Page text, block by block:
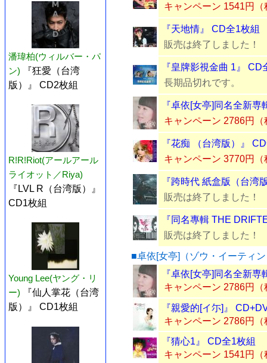
潘瑋柏(ウィルバー・パ
ン)
『狂愛（台湾
版）』 CD2枚組
R!R!Riot(アールアール
ライオット／Riya)
『LVL R（台湾版）』
CD1枚組
Young Lee(ヤング・リ
ー)
『仙人掌花（台湾
版）』 CD1枚組
キャンペーン 1541円（
『天地情』 CD全1枚組
販売は終了しました！
『皇牌影視金曲 1』 CD
長期品切れです。
『卓依[女亭]同名全新
キャンペーン 2786円（
『花痴 （台湾版）』
キャンペーン 3770円（
『跨時代 紙盒版（台湾
販売は終了しました！
『同名專輯 THE
販売は終了しました！
■卓依[女亭]（ゾウ・イーティ
『卓依[女亭]同名全新
キャンペーン 2786円（
『親愛的[イ尓]』
キャンペーン 2786円（
『猜心1』 CD全1枚組
キャンペーン 1541円（